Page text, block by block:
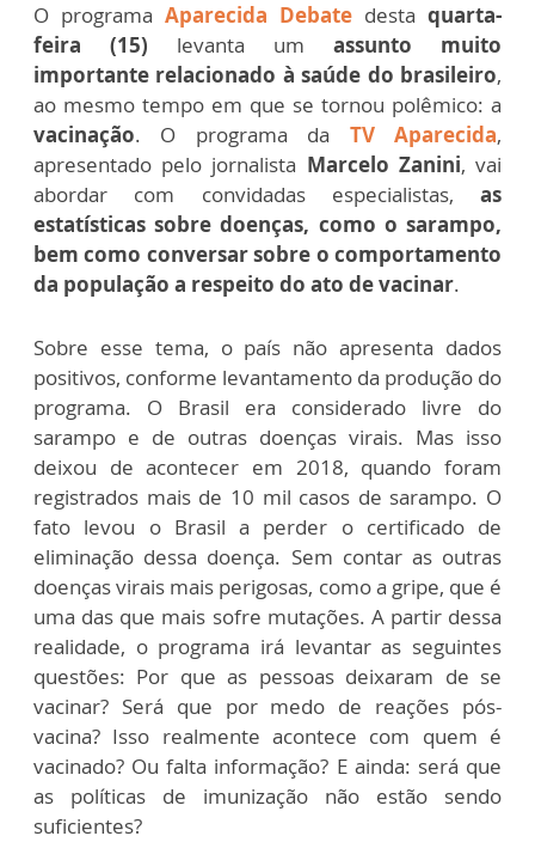
O programa Aparecida Debate desta quarta-
feira (15) levanta um assunto muito
importante relacionado à saúde do brasileiro,
ao mesmo tempo em que se tornou polêmico: a
vacinação. O programa da TV Aparecida,
apresentado pelo jornalista Marcelo Zanini, vai
abordar com convidadas especialistas, as
estatísticas sobre doenças, como o sarampo,
bem como conversar sobre o comportamento
da população a respeito do ato de vacinar.
Sobre esse tema, o país não apresenta dados
positivos, conforme levantamento da produção do
programa. O Brasil era considerado livre do
sarampo e de outras doenças virais. Mas isso
deixou de acontecer em 2018, quando foram
registrados mais de 10 mil casos de sarampo. O
fato levou o Brasil a perder o certificado de
eliminação dessa doença. Sem contar as outras
doenças virais mais perigosas, como a gripe, que é
uma das que mais sofre mutações. A partir dessa
realidade, o programa irá levantar as seguintes
questões: Por que as pessoas deixaram de se
vacinar? Será que por medo de reações pós-
vacina? Isso realmente acontece com quem é
vacinado? Ou falta informação? E ainda: será que
as políticas de imunização não estão sendo
suficientes?